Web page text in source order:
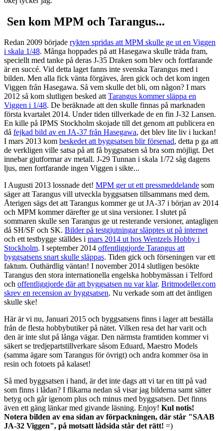
Sen kom MPM och Tarangus...
Redan 2009 började rykten spridas att MPM skulle ge ut en Viggen
i skala 1/48. Många hoppades på att Hasegawa skulle träda fram,
speciellt med tanke på deras J-35 Draken som blev och fortfarande
är en succé. Vid detta laget fanns inte svenska Tarangus med i
bilden. Men alla fick vänta förgäves, åren gick och det kom ingen
Viggen från Hasegawa. Så vem skulle det bli, om någon? I mars
2012 så kom slutligen besked attTarangus kommer släppa en
Viggen i 1/48. De beräknade att den skulle finnas på marknaden
första kvartalet 2014. Under tiden tillverkade de en fin J-32 Lansen.
En kille på IPMS Stockholm skojade till det genom att publicera en
då fejkad bild av en JA-37 från Hasegawa, det blev lite liv i luckan!
I mars 2013 kom beskedet att byggsatsen blir försenad, detta p ga att
de verkligen ville satsa på att få byggsatsen så bra som möjligt. Det
innebar gjutformar av metall. J-29 Tunnan i skala 1/72 såg dagens
ljus, men fortfarande ingen Viggen i sikte...
I Augusti 2013 lossnade det! MPM ger ut ett pressmeddelande som
säger att Tarangus vill utveckla byggsatsen tillsammans med dem.
Återigen sägs det att Tarangus kommer ge ut JA-37 i början av 2014
och MPM kommer därefter ge ut sina versioner. I slutet på
sommaren skulle sen Tarangus ge ut resterande versioner, antagligen
då SH/SF och SK. Bilder på testgjutningar släpptes ut på internet
och ett testbygge ställdes i mars 2014 ut hos Wentzels Hobby i
Stockholm. I september 2014 offentliggjorde Tarangus att
byggsatsens snart skulle släppas. Tiden gick och förseningen var ett
faktum. Outhärdlig väntan! I november 2014 slutligen besökte
Tarangus den stora internationella engelska hobbymässan i Telford
och offentliggjorde där att byggsatsen nu var klar. Britmodeller.com
skrev en recension av byggsatsen. Nu verkade som att det äntligen
skulle ske!
Här är vi nu, Januari 2015 och byggsatsens finns i lager att beställa
från de flesta hobbybutiker på nätet. Vilken resa det har varit och
den är inte slut på långa vägar. Den närmsta framtiden kommer vi
säkert se tredjepartstillverkare såsom Eduard, Maestro Models
(samma ägare som Tarangus för övrigt) och andra kommer ösa in
resin och fotoets på kalaset!
Så med byggsatsen i hand, är det inte dags att vi tar en titt på vad
som finns i lådan? I flikarna nedan så visar jag bilderna samt sätter
betyg och går igenom plus och minus med byggsatsen. Det finns
även ett gäng länkar med givande läsning. Enjoy! Kul notis!
Notera bilden av ena sidan av förpackningen, där står "SAAB
JA-32 Viggen", på motsatt lådsida står det rätt! =)